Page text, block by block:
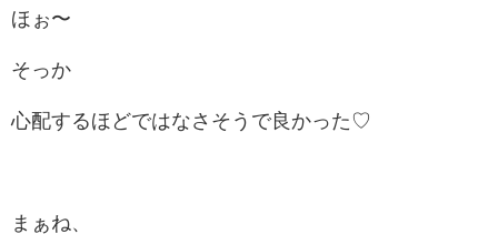
ほぉ〜
そっか
心配するほどではなさそうで良かった♡
まぁね、